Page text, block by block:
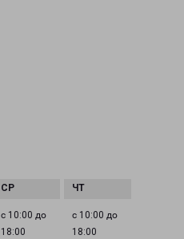
с 10:00 до
18:00
с 10:00 до
18:00